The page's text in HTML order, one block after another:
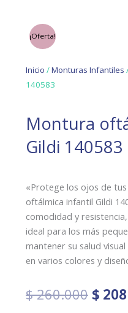
¡Oferta!
Inicio /Monturas Infantiles
140583
Montura
Gildi 140583
«Protege los ojos de
oftálmica infantil Gildi
comodidad y
ideal para los más
mantener su salud
en varios colores y
$260.000 El
$